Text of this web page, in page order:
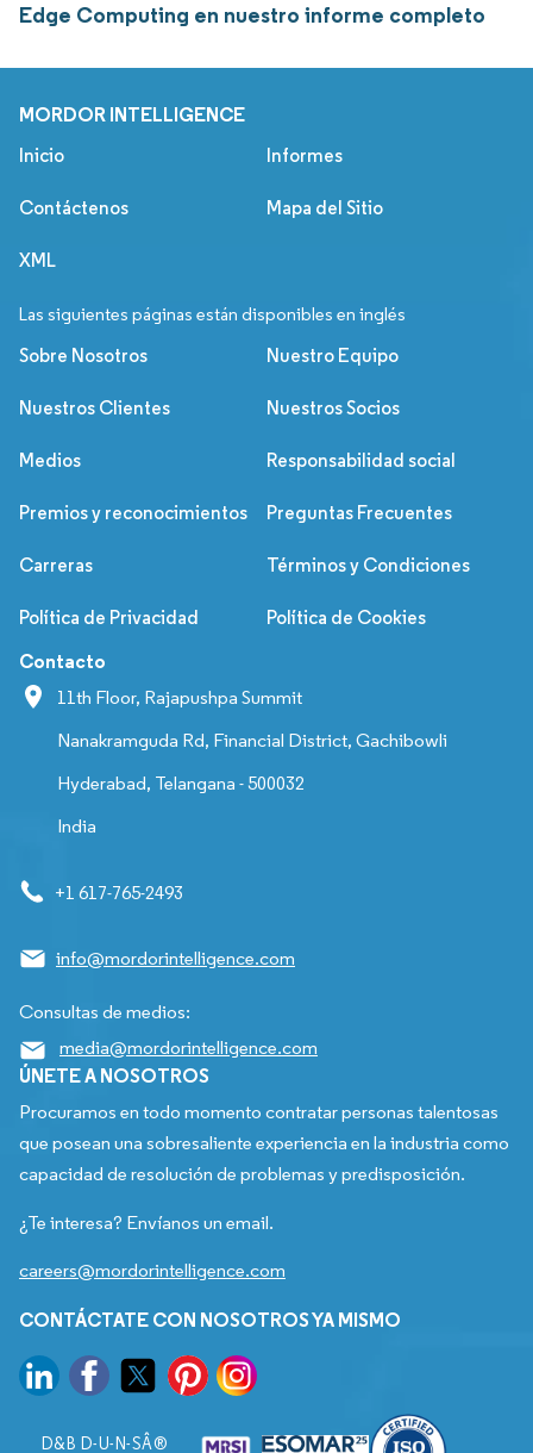
Edge Computing en nuestro informe completo
MORDOR INTELLIGENCE
Inicio Informes
Contáctenos Mapa del Sitio
XML
Las siguientes páginas están disponibles en inglés
Sobre Nosotros Nuestro Equipo
Nuestros Clientes Nuestros Socios
Medios Responsabilidad social
Premios y reconocimientos Preguntas Frecuentes
Carreras Términos y Condiciones
Política de Privacidad Política de Cookies
Contacto
11th Floor, Rajapushpa Summit
Nanakramguda Rd, Financial District, Gachibowli
Hyderabad, Telangana - 500032
India
+1 617-765-2493
info@mordorintelligence.com
Consultas de medios:
media@mordorintelligence.com
ÚNETE A NOSOTROS
Procuramos en todo momento contratar personas talentosas
que posean una sobresaliente experiencia en la industria como
capacidad de resolución de problemas y predisposición.
¿Te interesa? Envíanos un email.
careers@mordorintelligence.com
CONTÁCTATE CON NOSOTROS YA MISMO
D&B D-U-N-SÂ®